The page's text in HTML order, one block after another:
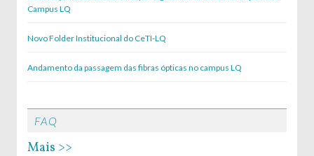
Campus LQ
Novo Folder Institucional do CeTI-LQ
Andamento da passagem das fibras ópticas no campus LQ
FAQ
Mais >>